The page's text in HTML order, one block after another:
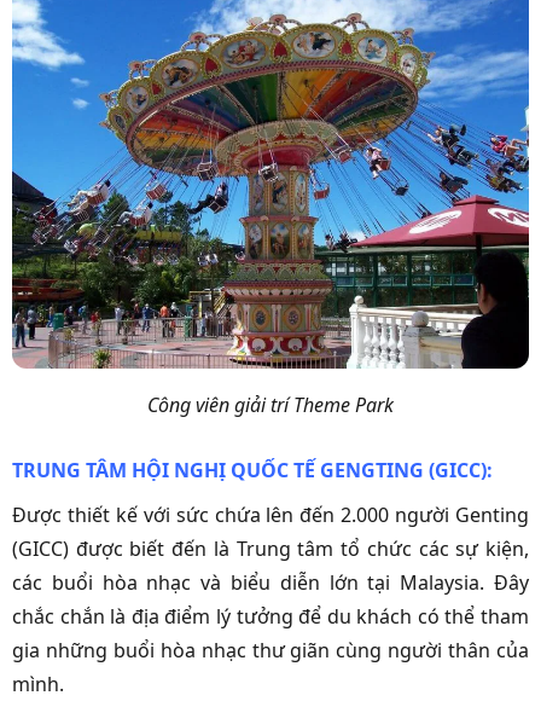
Công viên giải trí Theme Park
TRUNG TÂM HỘI NGHỊ QUỐC TẾ GENGTING (GICC):
Được thiết kế với sức chứa lên đến 2.000 người Genting
(GICC) được biết đến là Trung tâm tổ chức các sự kiện,
các buổi hòa nhạc và biểu diễn lớn tại Malaysia. Đây
chắc chắn là địa điểm lý tưởng để du khách có thể tham
gia những buổi hòa nhạc thư giãn cùng người thân của
mình.